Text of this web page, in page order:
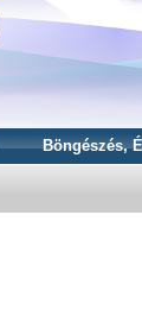
Böngészés,